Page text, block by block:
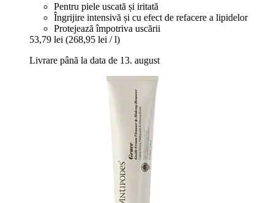
Pentru piele uscată și iritată
Îngrijire intensivă și cu efect de refacere a lipidelor
Protejează împotriva uscării
53,79 lei (268,95 lei / l)
Livrare până la data de 13. august